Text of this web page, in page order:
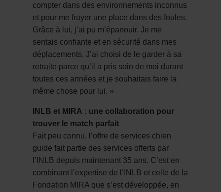
compter dans des environnements inconnus
et pour me frayer une place dans des foules.
Grâce à lui, j’ai pu m’épanouir. Je me
sentais confiante et en sécurité dans mes
déplacements. J’ai choisi de le garder à sa
retraite parce qu’il a pris soin de moi durant
toutes ces années et je souhaitais faire la
même chose pour lui. »
INLB et MIRA : une collaboration pour
trouver le match parfait
Fait peu connu, l’offre de services chien
guide fait partie des services offerts par
l’INLB depuis maintenant 35 ans. C’est en
combinant l’expertise de l’INLB et celle de la
Fondation MIRA que s’est développée, en